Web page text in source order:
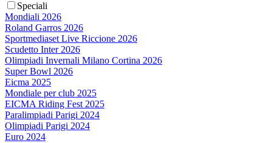
Speciali
Mondiali 2026
Roland Garros 2026
Sportmediaset Live Riccione 2026
Scudetto Inter 2026
Olimpiadi Invernali Milano Cortina 2026
Super Bowl 2026
Eicma 2025
Mondiale per club 2025
EICMA Riding Fest 2025
Paralimpiadi Parigi 2024
Olimpiadi Parigi 2024
Euro 2024